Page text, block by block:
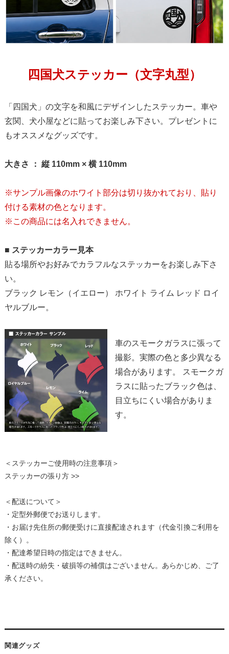
四国犬ステッカー（文字丸型）
「四国犬」の文字を和風にデザインしたステッカー。車や
玄関、犬小屋などに貼ってお楽しみ下さい。プレゼントに
もオススメなグッズです。
大きさ ： 縦 110mm × 横 110mm
※サンプル画像のホワイト部分は切り抜かれており、貼り
付ける素材の色となります。
※この商品には名入れできません。
■ ステッカーカラー見本
貼る場所やお好みでカラフルなステッカーをお楽しみ下さ
い。
ブラック レモン（イエロー） ホワイト ライム レッド ロイ
ヤルブルー。
車のスモークガラスに張って
撮影。実際の色と多少異なる
場合があります。 スモークガ
ラスに貼ったブラック色は、
目立ちにくい場合がありま
す。
＜ステッカーご使用時の注意事項＞
ステッカーの張り方 >>
＜配送について＞
・定型外郵便でお送りします。
・お届け先住所の郵便受けに直接配達されます（代金引換ご利用を
除く）。
・配達希望日時の指定はできません。
・配送時の紛失・破損等の補償はございません。あらかじめ、ご了
承ください。
関連グッズ